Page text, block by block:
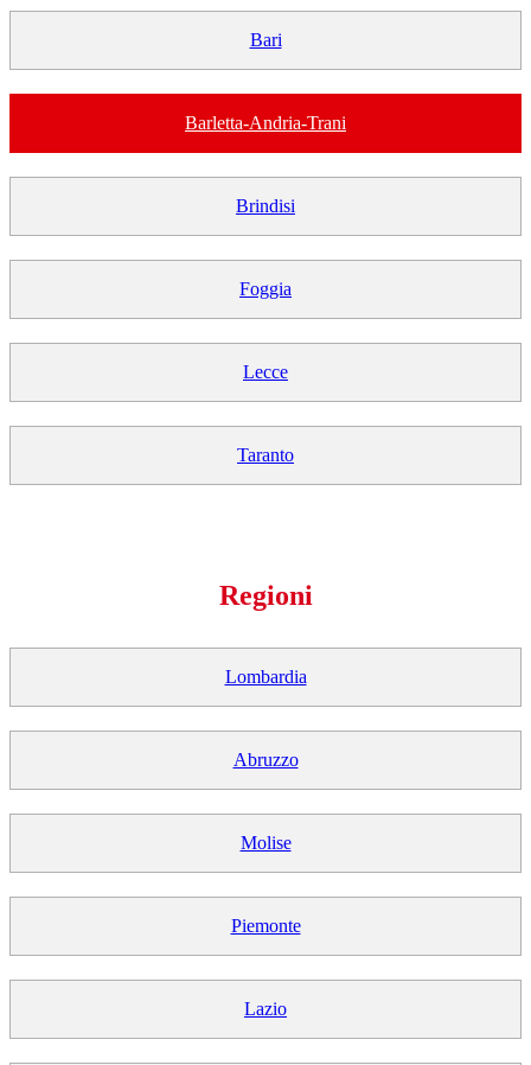
Bari
Barletta-Andria-Trani
Brindisi
Foggia
Lecce
Taranto
Regioni
Lombardia
Abruzzo
Molise
Piemonte
Lazio